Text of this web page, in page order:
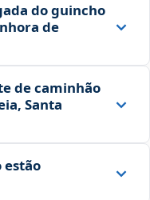
do guincho
de
de caminhão
Santa
estão